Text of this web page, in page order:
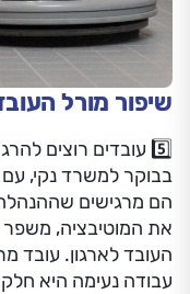
שיפור מורל
5️⃣ עובדים רוצים
בבוקר למשרד נקי, עם
הם מרגישים
את המוטיבציה, משפר
העובד לארגון. עובד
עבודה נעימה היא